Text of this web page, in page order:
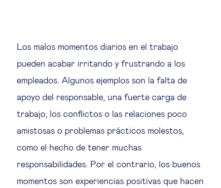
Cohesión social & integración
Gestión de la diversidad
Gestión pública
Tecnología & personas
Los malos momentos diarios en el trabajo
pueden acabar irritando y frustrando a los
empleados. Algunos ejemplos son la falta de
apoyo del responsable, una fuerte carga de
trabajo, los conflictos o las relaciones poco
amistosas o problemas prácticos molestos,
como el hecho de tener muchas
responsabilidades. Por el contrario, los buenos
momentos son experiencias positivas que hacen